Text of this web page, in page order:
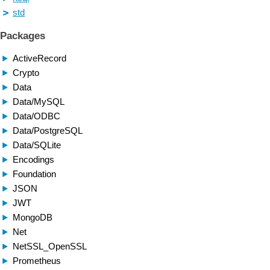
std
Packages
ActiveRecord
Crypto
Data
Data/MySQL
Data/ODBC
Data/PostgreSQL
Data/SQLite
Encodings
Foundation
JSON
JWT
MongoDB
Net
NetSSL_OpenSSL
Prometheus